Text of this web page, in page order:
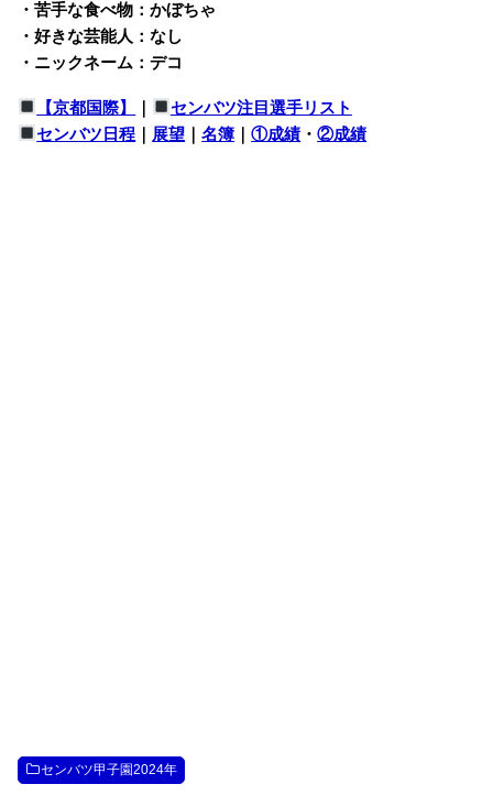
・苦手な食べ物：かぼちゃ
・好きな芸能人：なし
・ニックネーム：デコ
【京都国際】 ｜
センバツ注目選手リスト
センバツ日程 ｜ 展望 ｜名簿 ｜①成績 ・②成績
センバツ甲子園2024年